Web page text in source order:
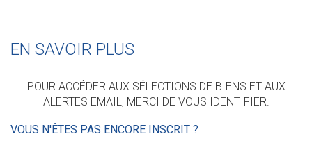
EN SAVOIR PLUS
POUR ACCÉDER AUX SÉLECTIONS DE BIENS ET AUX
ALERTES EMAIL, MERCI DE VOUS IDENTIFIER.
VOUS N'ÊTES PAS ENCORE INSCRIT ?